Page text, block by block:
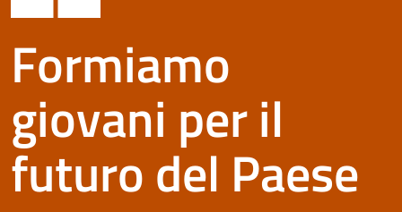
Formiamo
giovani per il
futuro del Paese